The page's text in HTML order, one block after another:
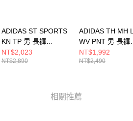
ADIDAS ST SPORTS
KN TP 男 長褲
KC5317
NT$2,023
NT$2,890
ADIDAS TH MH
WV PNT 男 長褲
KR2551
NT$1,992
NT$2,490
相關推薦